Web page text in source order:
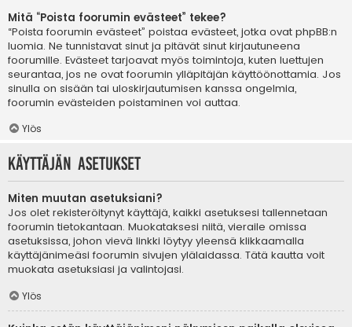
Mitä “Poista foorumin evästeet” tekee?
“Poista foorumin evästeet” poistaa evästeet, jotka ovat phpBB:n
luomia. Ne tunnistavat sinut ja pitävät sinut kirjautuneena
foorumille. Evästeet tarjoavat myös toimintoja, kuten luettujen
seurantaa, jos ne ovat foorumin ylläpitäjän käyttöönottamia. Jos
sinulla on sisään tai uloskirjautumisen kanssa ongelmia,
foorumin evästeiden poistaminen voi auttaa.
Ylös
Käyttäjän asetukset
Miten muutan asetuksiani?
Jos olet rekisteröitynyt käyttäjä, kaikki asetuksesi tallennetaan
foorumin tietokantaan. Muokataksesi niitä, vieraile omissa
asetuksissa, johon vievä linkki löytyy yleensä klikkaamalla
käyttäjänimeäsi foorumin sivujen ylälaidassa. Tätä kautta voit
muokata asetuksiasi ja valintojasi.
Ylös